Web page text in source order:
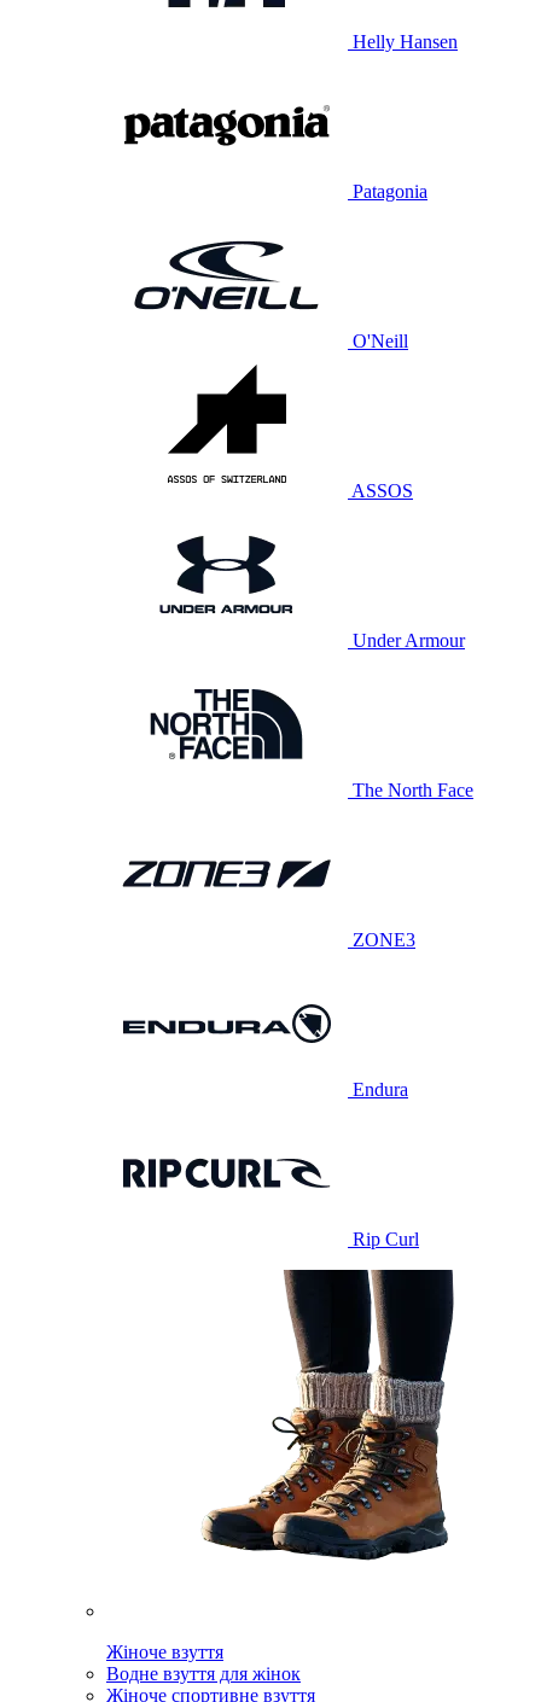
Helly Hansen
Patagonia
O'Neill
ASSOS
Under Armour
The North Face
ZONE3
Endura
Rip Curl
Жіноче взуття
Водне взуття для жінок
Жіноче спортивне взуття